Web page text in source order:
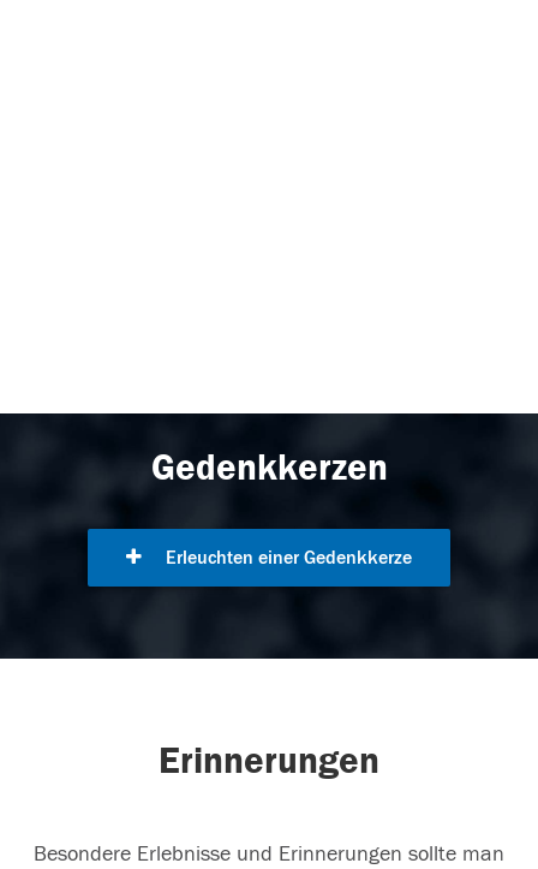
Gedenkkerzen
Erleuchten einer Gedenkkerze
Erinnerungen
Besondere Erlebnisse und Erinnerungen sollte man